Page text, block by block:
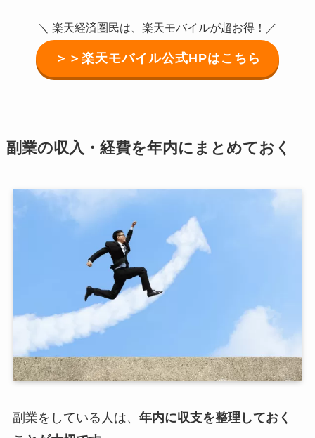
＼ 楽天経済圏民は、楽天モバイルが超お得！／
＞＞楽天モバイル公式HPはこちら
副業の収入・経費を年内にまとめておく
副業をしている人は、 年内に収支を整理しておく